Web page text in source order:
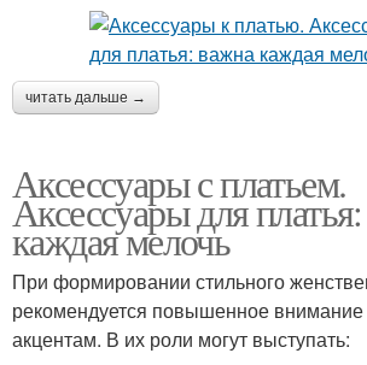
читать дальше →
Аксессуары с платьем.
Аксессуары для
каждая мелочь
При формировании стильного
рекомендуется повышенное внимание
акцентам. В их роли могут выступать: